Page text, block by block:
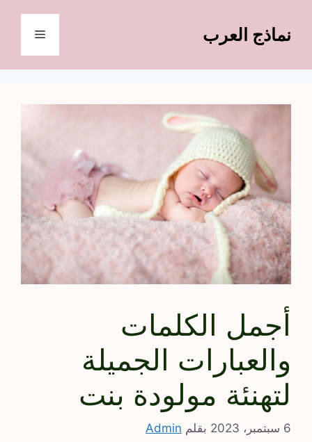
المحتوىنماذج العرب القائمة
أجمل الكلمات
والعبارات الجميلة
لتهنئة مولودة بنت
6 سبتمبر، 2023 بقلم Admin